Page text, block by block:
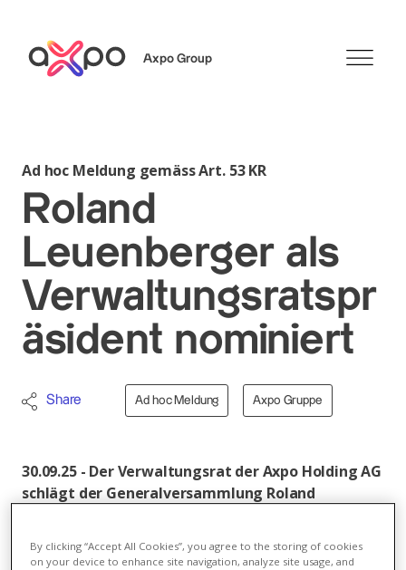
Axpo Group
Ad hoc Meldung gemäss Art. 53 KR
Roland
Leuenberger als
Verwaltungsratspr
äsident nominiert
Share Ad hoc Meldung Axpo Gruppe
30.09.25 - Der Verwaltungsrat der Axpo Holding AG
schlägt der Generalversammlung Roland
Schweizer mit Aargauer Wurzeln amtet derzeit
By clicking “Accept All Cookies”, you agree to the storing of cookies
on your device to enhance site navigation, analyze site usage, and